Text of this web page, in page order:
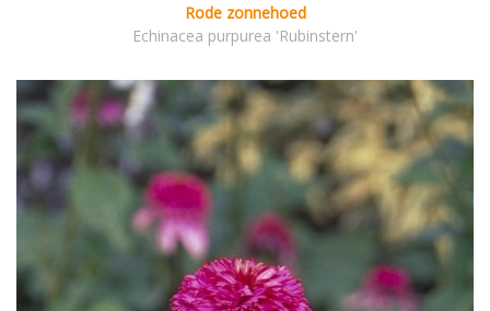
Rode zonnehoed
Echinacea purpurea 'Rubinstern'